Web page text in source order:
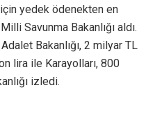
yedek ödenekten en
Savunma Bakanlığı aldı.
Bakanlığı, 2 milyar TL
lira ile Karayolları, 800
izledi.